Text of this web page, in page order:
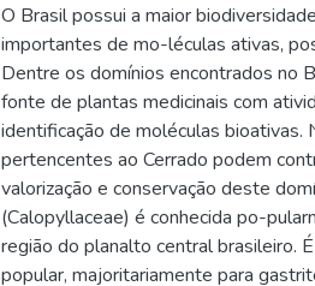
O Brasil possui a maior
importantes de mo-léculas ativas,
Dentre os domínios encontrados no
fonte de plantas medicinais com
identificação de moléculas
pertencentes ao Cerrado podem
valorização e conservação deste
(Calopyllaceae) é conhecida po-
região do planalto central brasileiro.
popular, majoritariamente para